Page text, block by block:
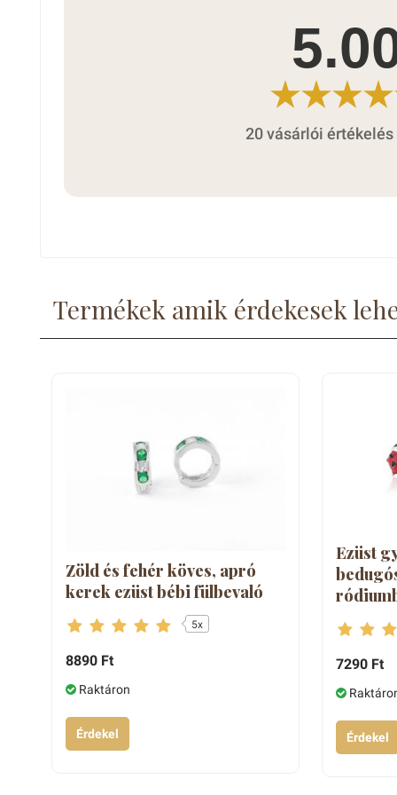
20 vásárlói
Termékek amik érdekesek
Zöld és fehér köves, apró
kerek ezüst bébi fülbevaló
5x
8890 Ft
Raktáron
Érdekel
Ezüst
7290 Ft
Érdekel